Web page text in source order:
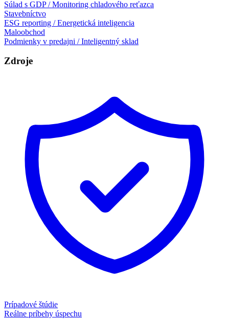
Súlad s GDP / Monitoring chladového reťazca
Stavebníctvo
ESG reporting / Energetická inteligencia
Maloobchod
Podmienky v predajni / Inteligentný sklad
Zdroje
Prípadové štúdie
Reálne príbehy úspechu